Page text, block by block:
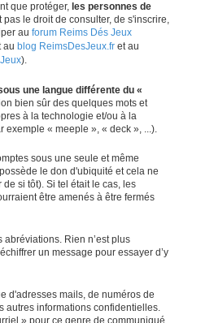
que protéger, les personnes de
pas le droit de consulter, de s'inscrire,
au forum Reims Dés Jeux
au blog ReimsDesJeux.fr et au
).
une langue différente du «
bien sûr des quelques mots et
à la technologie et/ou à la
exemple « meeple », « deck », ...).
sous une seule et même
le don d'ubiquité et cela ne
si tôt). Si tel était le cas, les
être amenés à être fermés
abréviations. Rien n’est plus
un message pour essayer d’y
d'adresses mails, de numéros de
autres informations confidentielles.